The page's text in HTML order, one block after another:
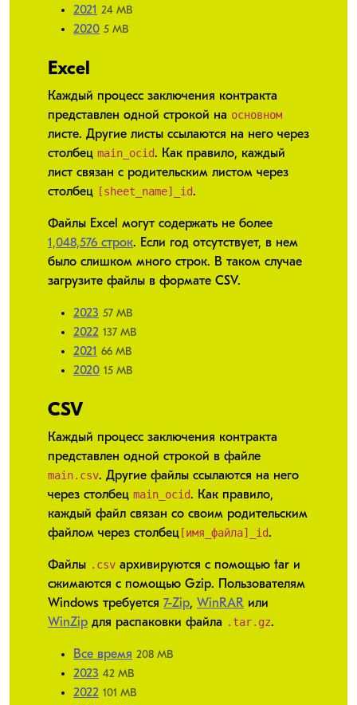
2021 24 MB
2020 5 MB
Excel
Каждый процесс заключения контракта
представлен одной строкой на основном
листе. Другие листы ссылаются на него через
столбец main_ocid. Как правило, каждый
лист связан с родительским листом через
столбец [sheet_name]_id.
Файлы Excel могут содержать не более
1,048,576 строк. Если год отсутствует, в нем
было слишком много строк. В таком случае
загрузите файлы в формате CSV.
2023 57 MB
2022 137 MB
2021 66 MB
2020 15 MB
CSV
Каждый процесс заключения контракта
представлен одной строкой в файле
main.csv. Другие файлы ссылаются на него
через столбец main_ocid. Как правило,
каждый файл связан со своим родительским
файлом через столбец [имя_файла]_id.
Файлы .csv архивируются с помощью tar и
сжимаются с помощью Gzip. Пользователям
Windows требуется 7-Zip, WinRAR или
WinZip для распаковки файла .tar.gz.
Все время 208 MB
2023 42 MB
2022 101 MB